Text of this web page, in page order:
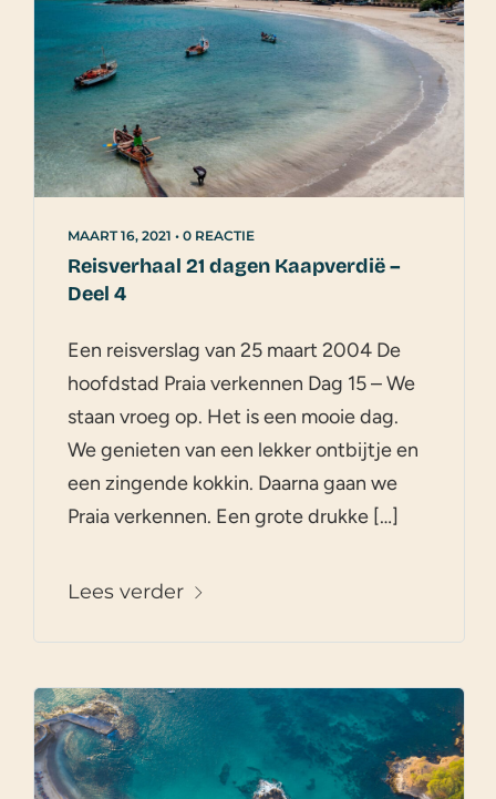
MAART 16, 2021 • 0 REACTIE
Reisverhaal 21 dagen Kaapverdië –
Deel 4
Een reisverslag van 25 maart 2004 De
hoofdstad Praia verkennen Dag 15 – We
staan vroeg op. Het is een mooie dag.
We genieten van een lekker ontbijtje en
een zingende kokkin. Daarna gaan we
Praia verkennen. Een grote drukke […]
Lees verder